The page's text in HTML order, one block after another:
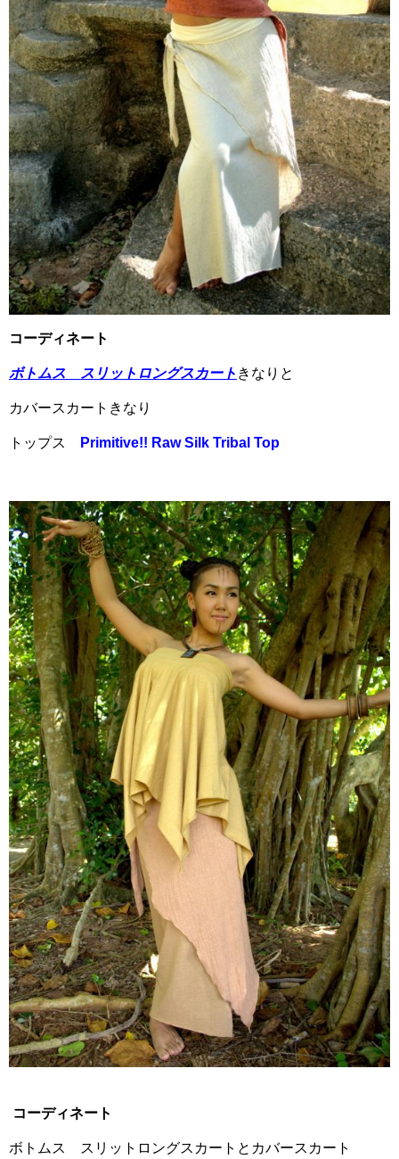
コーディネート
ボトムス スリットロングスカート きなりと
カバースカートきなり
トップス Primitive!! Raw Silk Tribal Top
コーディネート
ボトムス スリットロングスカートとカバースカート